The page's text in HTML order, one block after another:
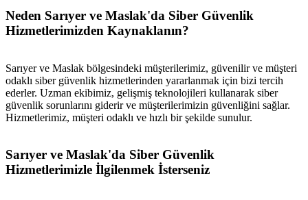
Neden Sarıyer ve Maslak'da Siber Güvenlik
Hizmetlerimizden Kaynaklanın?
Sarıyer ve Maslak bölgesindeki müşterilerimiz, güvenilir ve müşteri
odaklı siber güvenlik hizmetlerinden yararlanmak için bizi tercih
ederler. Uzman ekibimiz, gelişmiş teknolojileri kullanarak siber
güvenlik sorunlarını giderir ve müşterilerimizin güvenliğini sağlar.
Hizmetlerimiz, müşteri odaklı ve hızlı bir şekilde sunulur.
Sarıyer ve Maslak'da Siber Güvenlik
Hizmetlerimizle İlgilenmek İsterseniz